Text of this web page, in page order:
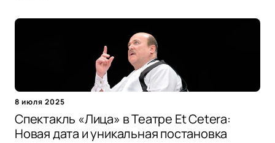
8 июля 2025
Спектакль «Лица» в Театре Et Cetera:
Новая дата и уникальная постановка